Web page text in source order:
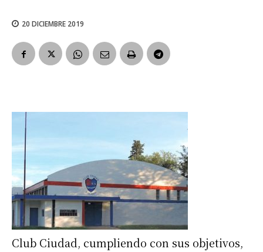
20 DICIEMBRE 2019
Club Ciudad, cumpliendo con sus objetivos,